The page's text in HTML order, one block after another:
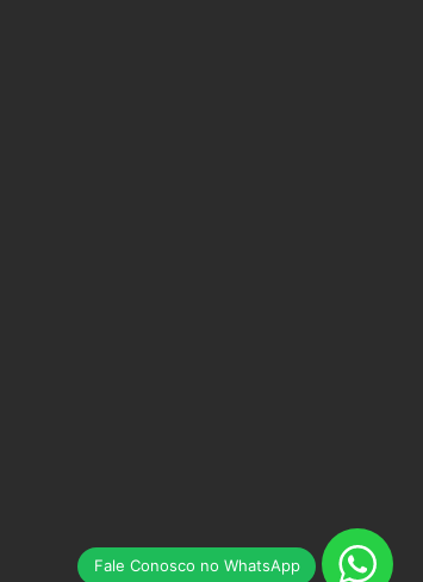
Fale Conosco no WhatsApp